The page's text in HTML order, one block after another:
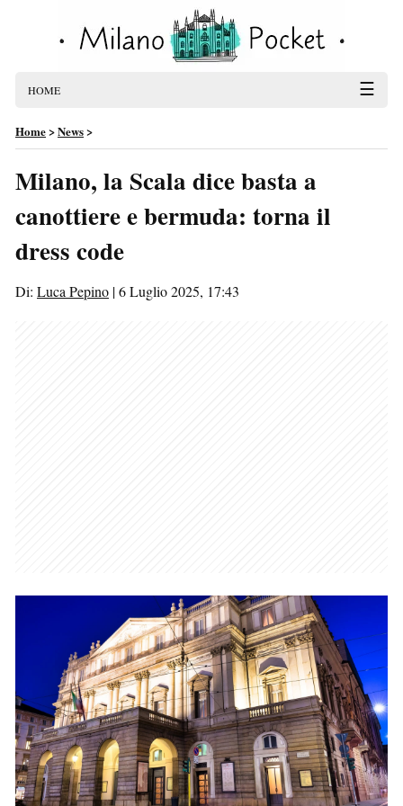
HOME ☰
Home>News>
Milano, la Scala dice basta a
canottiere e bermuda: torna il
dress code
Di: Luca Pepino |6 Luglio 2025, 17:43